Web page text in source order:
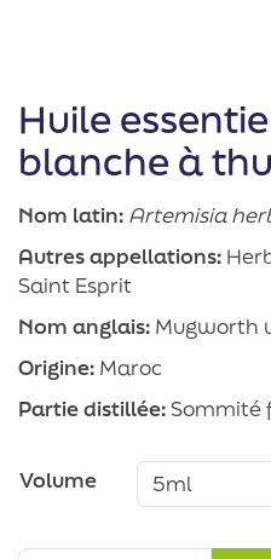
Huile
blanche à
Nom latin: Artemisia
Autres appellations:
Saint Esprit
Nom anglais: Mugworth
Origine: Maroc
Partie distillée: Sommité
Volume